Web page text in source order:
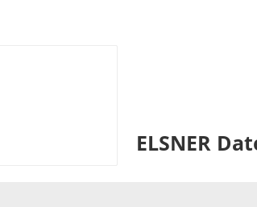
ELSNER